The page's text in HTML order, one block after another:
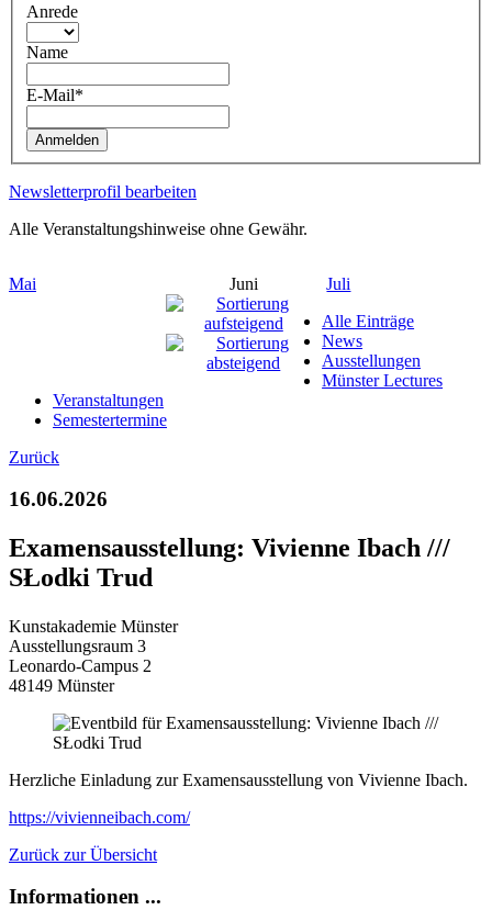
Anrede
Name
E-Mail*
Anmelden
Newsletterprofil bearbeiten
Alle Veranstaltungshinweise ohne Gewähr.
Mai Juni
Juli
Alle Einträge
News
Ausstellungen
Münster Lectures
Veranstaltungen
Semestertermine
Zurück
16.06.2026
Examensausstellung: Vivienne Ibach ///
SŁodki Trud
Kunstakademie Münster
Ausstellungsraum 3
Leonardo-Campus 2
48149 Münster
Herzliche Einladung zur Examensausstellung von Vivienne Ibach.
https://vivienneibach.com/
Zurück zur Übersicht
Informationen ...